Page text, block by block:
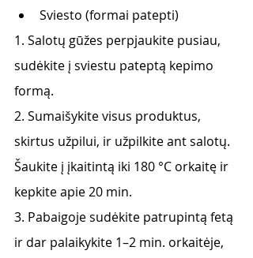
Sviesto (formai patepti)
1. Salotų gūžes perpjaukite pusiau,
sudėkite į sviestu pateptą kepimo
formą.
2. Sumaišykite visus produktus,
skirtus užpilui, ir užpilkite ant salotų.
Šaukite į įkaitintą iki 180 °C orkaitę ir
kepkite apie 20 min.
3. Pabaigoje sudėkite patrupintą fetą
ir dar palaikykite 1–2 min. orkaitėje,